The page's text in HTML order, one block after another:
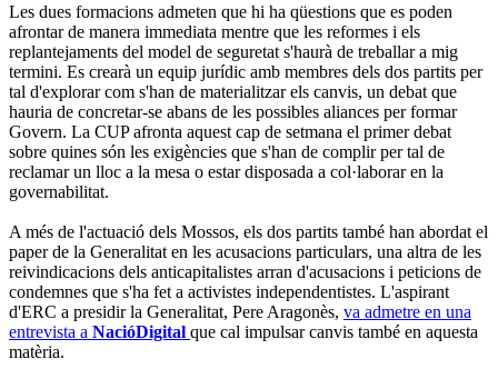
Les dues formacions admeten que hi ha qüestions que es poden
afrontar de manera immediata mentre que les reformes i els
replantejaments del model de seguretat s'haurà de treballar a mig
termini. Es crearà un equip jurídic amb membres dels dos partits per
tal d'explorar com s'han de materialitzar els canvis, un debat que
hauria de concretar-se abans de les possibles aliances per formar
Govern. La CUP afronta aquest cap de setmana el primer debat
sobre quines són les exigències que s'han de complir per tal de
reclamar un lloc a la mesa o estar disposada a col·laborar en la
governabilitat.
A més de l'actuació dels Mossos, els dos partits també han abordat el
paper de la Generalitat en les acusacions particulars, una altra de les
reivindicacions dels anticapitalistes arran d'acusacions i peticions de
condemnes que s'ha fet a activistes independentistes. L'aspirant
d'ERC a presidir la Generalitat, Pere Aragonès, va admetre en una
entrevista a NacióDigital que cal impulsar canvis també en aquesta
matèria.